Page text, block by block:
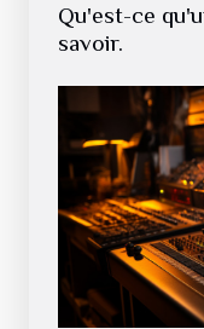
Qu'est-ce
savoir.